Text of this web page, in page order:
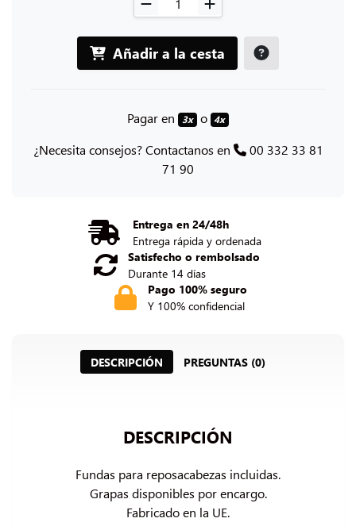
Añadir a la cesta
Pagar en 3x o 4x
¿Necesita consejos? Contactanos en
00 332 33 81
71 90
Entrega en 24/48h
Entrega rápida y ordenada
Satisfecho o rembolsado
Durante 14 días
Pago 100% seguro
Y 100% confidencial
DESCRIPCIÓN PREGUNTAS (0)
DESCRIPCIÓN
Fundas para reposacabezas incluidas.
Grapas disponibles por encargo.
Fabricado en la UE.